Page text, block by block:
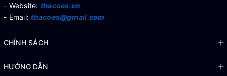
- Website: thacoes.vn
- Email:thacoes@gmail.com
CHÍNH SÁCH
HƯỚNG DẪN